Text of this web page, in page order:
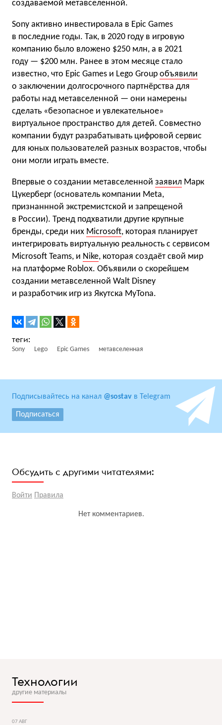
создаваемой метавселенной.
Sony активно инвестировала в Epic Games
в последние годы. Так, в 2020 году в игровую
компанию было вложено $250 млн, а в 2021
году — $200 млн. Ранее в этом месяце стало
известно, что Epic Games и Lego Group объявили
о заключении долгосрочного партнёрства для
работы над метавселенной — они намерены
сделать «безопасное и увлекательное»
виртуальное пространство для детей. Совместно
компании будут разрабатывать цифровой сервис
для юных пользователей разных возрастов, чтобы
они могли играть вместе.
Впервые о создании метавселенной заявил Марк
Цукерберг (основатель компании Meta,
признаннной экстремистской и запрещеной
в России). Тренд подхватили другие крупные
бренды, среди них Microsoft, которая планирует
интегрировать виртуальную реальность с сервисом
Microsoft Teams, и Nike, которая создаёт свой мир
на платформе Roblox. Объявили о скорейшем
создании метавселенной Walt Disney
и разработчик игр из Якутска MyTona.
Sony Lego Epic Games метавселенная
Подписывайтесь на канал @sostav в Telegram
Подписаться
Обсудить с другими читателями:
Войти Правила
Нет комментариев.
Технологии
другие материалы
07 АВГ